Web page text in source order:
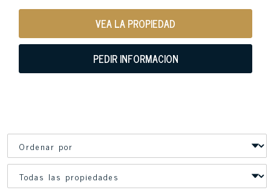
VEA LA PROPIEDAD
PEDIR INFORMACION